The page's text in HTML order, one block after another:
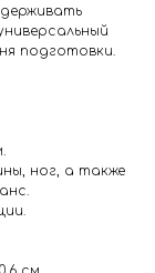
подготовки.
ног, а также